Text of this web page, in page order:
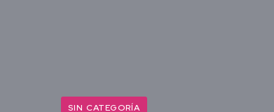
SIN CATEGORÍA